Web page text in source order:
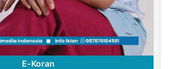
E-Koran